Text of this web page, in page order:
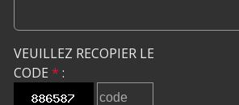
VEUILLEZ RECOPIER LE
CODE * :